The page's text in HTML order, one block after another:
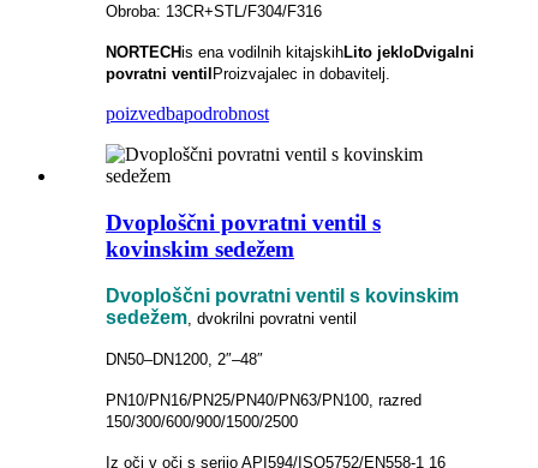
Obroba: 13CR+STL/F304/F316
NORTECHis ena vodilnih kitajskihLito jekloDvigalni
povratni ventil Proizvajalec in dobavitelj.
poizvedbapodrobnost
Dvoploščni povratni ventil s
kovinskim sedežem
Dvoploščni povratni ventil s kovinskim
sedežem , dvokrilni povratni ventil
DN50–DN1200, 2″–48″
PN10/PN16/PN25/PN40/PN63/PN100, razred
150/300/600/900/1500/2500
Iz oči v oči s serijo API594/ISO5752/EN558-1 16